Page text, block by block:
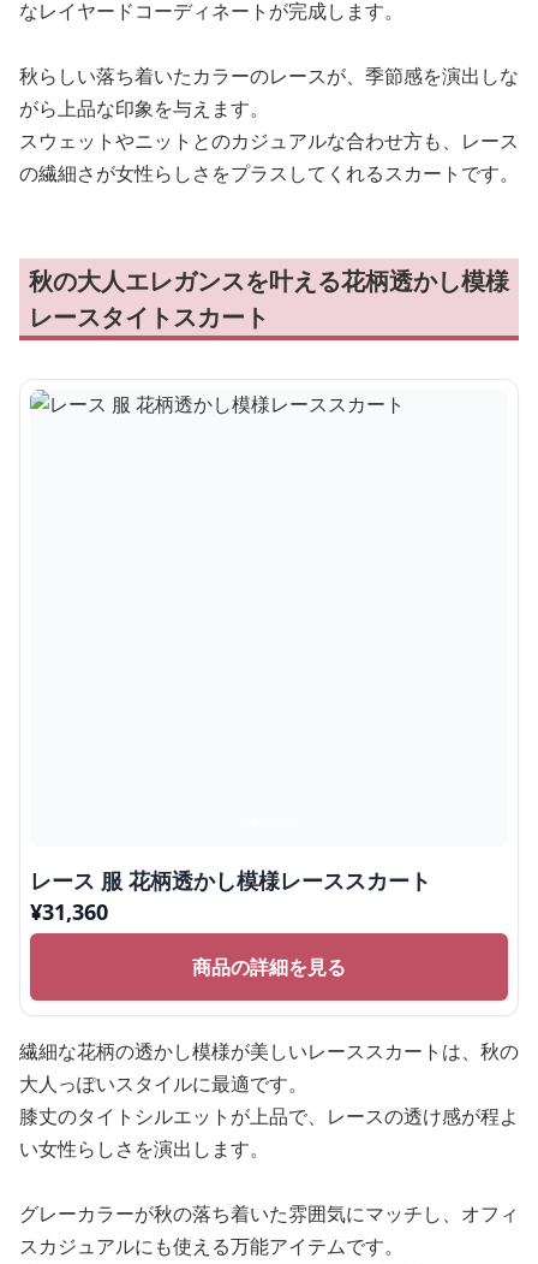
なレイヤードコーディネートが完成します。
秋らしい落ち着いたカラーのレースが、季節感を演出しな
がら上品な印象を与えます。
スウェットやニットとのカジュアルな合わせ方も、レース
の繊細さが女性らしさをプラスしてくれるスカートです。
秋の大人エレガンスを叶える花柄透かし模様
レースタイトスカート
レース 服 花柄透かし模様レーススカート
¥31,360
商品の詳細を見る
繊細な花柄の透かし模様が美しいレーススカートは、秋の
大人っぽいスタイルに最適です。
膝丈のタイトシルエットが上品で、レースの透け感が程よ
い女性らしさを演出します。
グレーカラーが秋の落ち着いた雰囲気にマッチし、オフィ
スカジュアルにも使える万能アイテムです。